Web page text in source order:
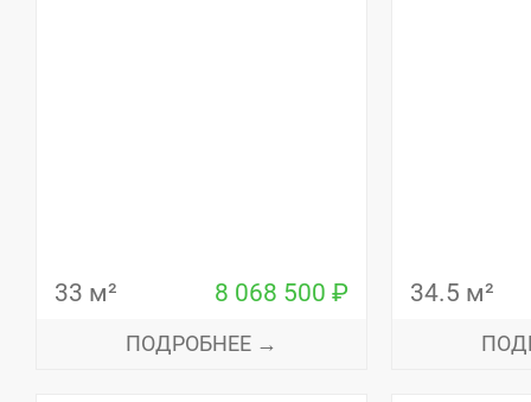
33 м² 8 068 500 ₽
ПОДРОБНЕЕ →
34.5 м²